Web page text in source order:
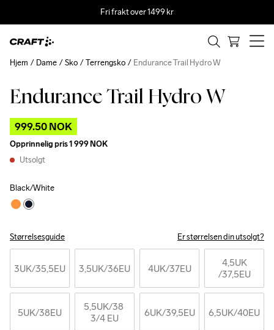
Fri frakt over 1499 kr
Endurance Trail Hydro W
999.50 NOK
Opprinnelig pris1 999 NOK
Utsolgt
Black/White
Størrelsesguide Er størrelsen din utsolgt?
3UK/35,5EU 3,5UK/36EU 4UK/37EU
4,5UK
/37,5EU
5UK/38EU 5,5UK/38
3/4 EU
6UK/39,5EU 6,5UK/40EU
Hjem Dame Sko Terrengsko Endurance Trail Hydro W
Outlet